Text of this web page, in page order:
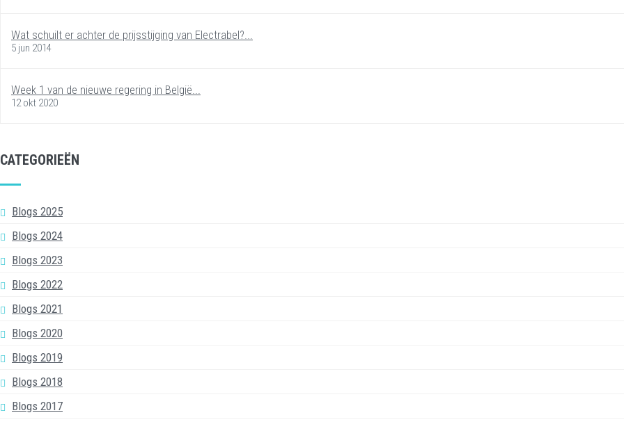
Wat schuilt er achter de prijsstijging van Electrabel?...
5 jun 2014
Week 1 van de nieuwe regering in België...
12 okt 2020
CATEGORIEËN
Blogs 2025
Blogs 2024
Blogs 2023
Blogs 2022
Blogs 2021
Blogs 2020
Blogs 2019
Blogs 2018
Blogs 2017